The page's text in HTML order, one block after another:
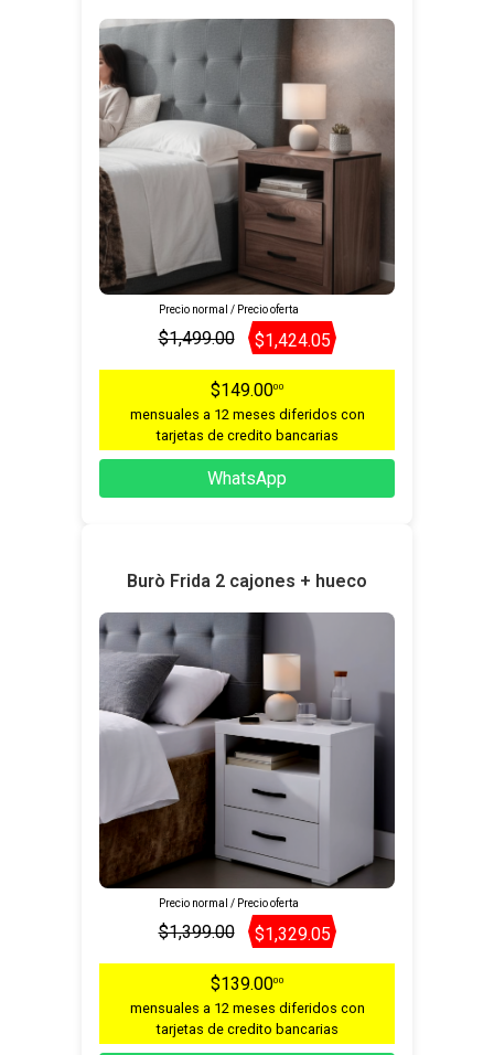
Precio normal / Precio oferta
$1,499.00 $1,424.05
$149.0000
mensuales a 12 meses diferidos con
tarjetas de credito bancarias
WhatsApp
Burò Frida 2 cajones + hueco
Precio normal / Precio oferta
$1,399.00 $1,329.05
$139.0000
mensuales a 12 meses diferidos con
tarjetas de credito bancarias